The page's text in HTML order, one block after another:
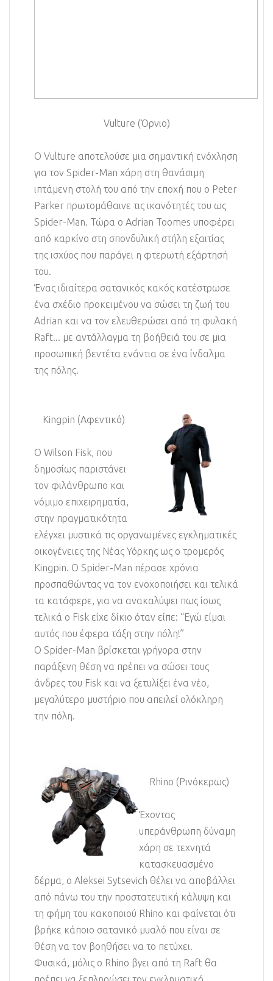
Vulture (Όρνιο)
Ο Vulture αποτελούσε μια σημαντική ενόχληση
για τον Spider-Man χάρη στη θανάσιμη
ιπτάμενη στολή του από την εποχή που ο Peter
Parker πρωτομάθαινε τις ικανότητές του ως
Spider-Man. Τώρα ο Adrian Toomes υποφέρει
από καρκίνο στη σπονδυλική στήλη εξαιτίας
της ισχύος που παράγει η φτερωτή εξάρτησή
του.
Ένας ιδιαίτερα σατανικός κακός κατέστρωσε
ένα σχέδιο προκειμένου να σώσει τη ζωή του
Adrian και να τον ελευθερώσει από τη φυλακή
Raft... με αντάλλαγμα τη βοήθειά του σε μια
προσωπική βεντέτα ενάντια σε ένα ίνδαλμα
της πόλης.
Kingpin (Αφεντικό)
Ο Wilson Fisk, που
δημοσίως παριστάνει
τον φιλάνθρωπο και
νόμιμο επιχειρηματία,
στην πραγματικότητα
ελέγχει μυστικά τις οργανωμένες εγκληματικές
οικογένειες της Νέας Υόρκης ως ο τρομερός
Kingpin. Ο Spider-Man πέρασε χρόνια
προσπαθώντας να τον ενοχοποιήσει και τελικά
τα κατάφερε, για να ανακαλύψει πως ίσως
τελικά ο Fisk είχε δίκιο όταν είπε: “Εγώ είμαι
αυτός που έφερα τάξη στην πόλη!”
Ο Spider-Man βρίσκεται γρήγορα στην
παράξενη θέση να πρέπει να σώσει τους
άνδρες του Fisk και να ξετυλίξει ένα νέο,
μεγαλύτερο μυστήριο που απειλεί ολόκληρη
την πόλη.
Rhino (Ρινόκερως)
Έχοντας
υπεράνθρωπη δύναμη
χάρη σε τεχνητά
κατασκευασμένο
δέρμα, ο Aleksei Sytsevich θέλει να αποβάλλει
από πάνω του την προστατευτική κάλυψη και
τη φήμη του κακοποιού Rhino και φαίνεται ότι
βρήκε κάποιο σατανικό μυαλό που είναι σε
θέση να τον βοηθήσει να το πετύχει.
Φυσικά, μόλις ο Rhino βγει από τη Raft θα